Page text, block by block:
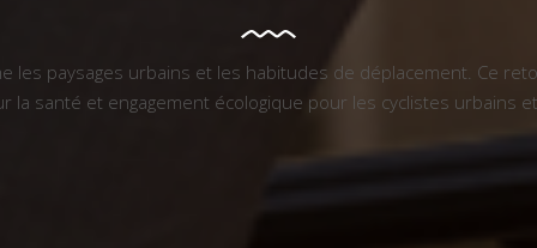
les paysages urbains et les habitudes de déplacement. Ce
la santé et engagement écologique pour les cyclistes urbains